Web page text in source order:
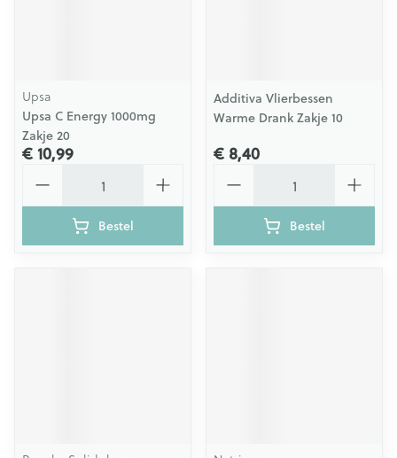
Upsa
Upsa C Energy 1000mg
Zakje 20
€ 10,99
Bestel
Additiva Vlierbessen
Warme Drank Zakje 10
€ 8,40
Bestel